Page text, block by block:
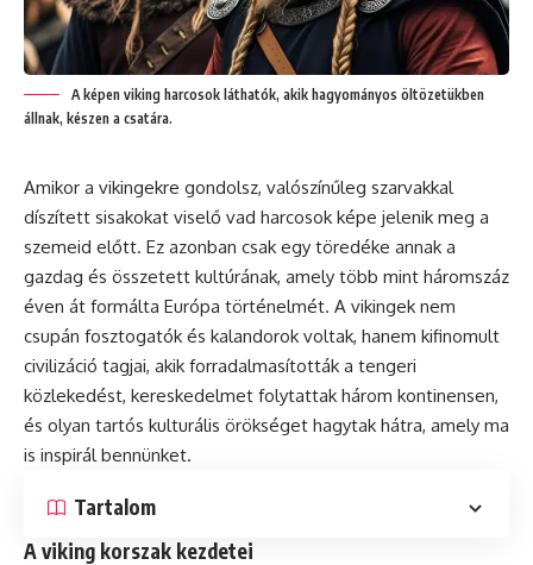
A képen viking harcosok láthatók, akik hagyományos öltözetükben
állnak, készen a csatára.
Amikor a vikingekre gondolsz, valószínűleg szarvakkal
díszített sisakokat viselő vad harcosok képe jelenik meg a
szemeid előtt. Ez azonban csak egy töredéke annak a
gazdag és összetett kultúrának, amely több mint háromszáz
éven át formálta Európa történelmét. A vikingek nem
csupán fosztogatók és kalandorok voltak, hanem kifinomult
civilizáció tagjai, akik forradalmasították a tengeri
közlekedést, kereskedelmet folytattak három kontinensen,
és olyan tartós kulturális örökséget hagytak hátra, amely ma
is inspirál bennünket.
Tartalom
A viking korszak kezdetei